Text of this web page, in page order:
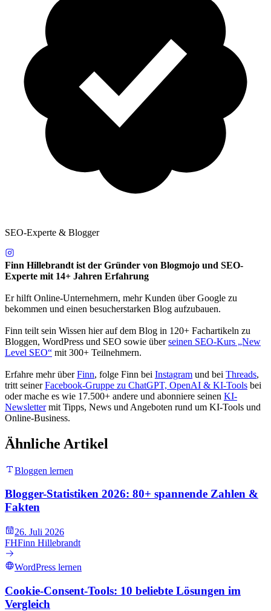
SEO-Experte & Blogger
Finn Hillebrandt ist der Gründer von Blogmojo und SEO-
Experte mit 14+ Jahren Erfahrung
Er hilft Online-Unternehmern, mehr Kunden über Google zu
bekommen und einen besucherstarken Blog aufzubauen.
Finn teilt sein Wissen hier auf dem Blog in 120+ Fachartikeln zu
Bloggen, WordPress und SEO sowie über seinen SEO-Kurs „New
Level SEO“ mit 300+ Teilnehmern.
Erfahre mehr überFinn, folge Finn bei Instagram und bei Threads,
tritt seinerFacebook-Gruppe zu ChatGPT, OpenAI & KI-Tools bei
oder mache es wie 17.500+ andere und abonniere seinen KI-
Newsletter mit Tipps, News und Angeboten rund um KI-Tools und
Online-Business.
Ähnliche Artikel
Bloggen lernen
Blogger-Statistiken 2026: 80+ spannende Zahlen &
Fakten
26. Juli 2026
FHFinn Hillebrandt
WordPress lernen
Cookie-Consent-Tools: 10 beliebte Lösungen im
Vergleich